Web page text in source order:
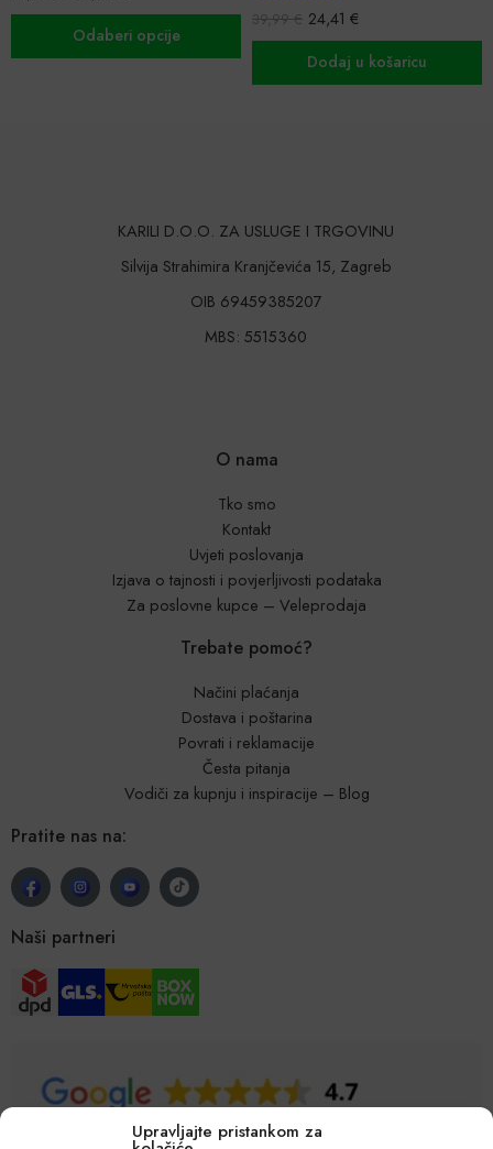
Upravljajte pristankom za
Ocijenjeno
5.00od 5
39,99€ 24,41€
Dodaj u košaricu
Dodaj u
KARILI D.O.O. ZA USLUGE I TRGOVINU
Silvija Strahimira Kranjčevića 15, Zagreb
OIB 69459385207
MBS: 5515360
O nama
Tko smo
Kontakt
Uvjeti poslovanja
Izjava o tajnosti i povjerljivosti podataka
Za poslovne kupce – Veleprodaja
Trebate pomoć?
Načini plaćanja
Dostava i poštarina
Povrati i reklamacije
Česta pitanja
Vodiči za kupnju i inspiracije – Blog
Pratite nas na:
Naši partneri